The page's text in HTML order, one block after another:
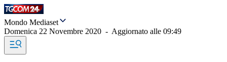
Mondo Mediaset
Domenica 22 Novembre 2020 - Aggiornato alle 09:49